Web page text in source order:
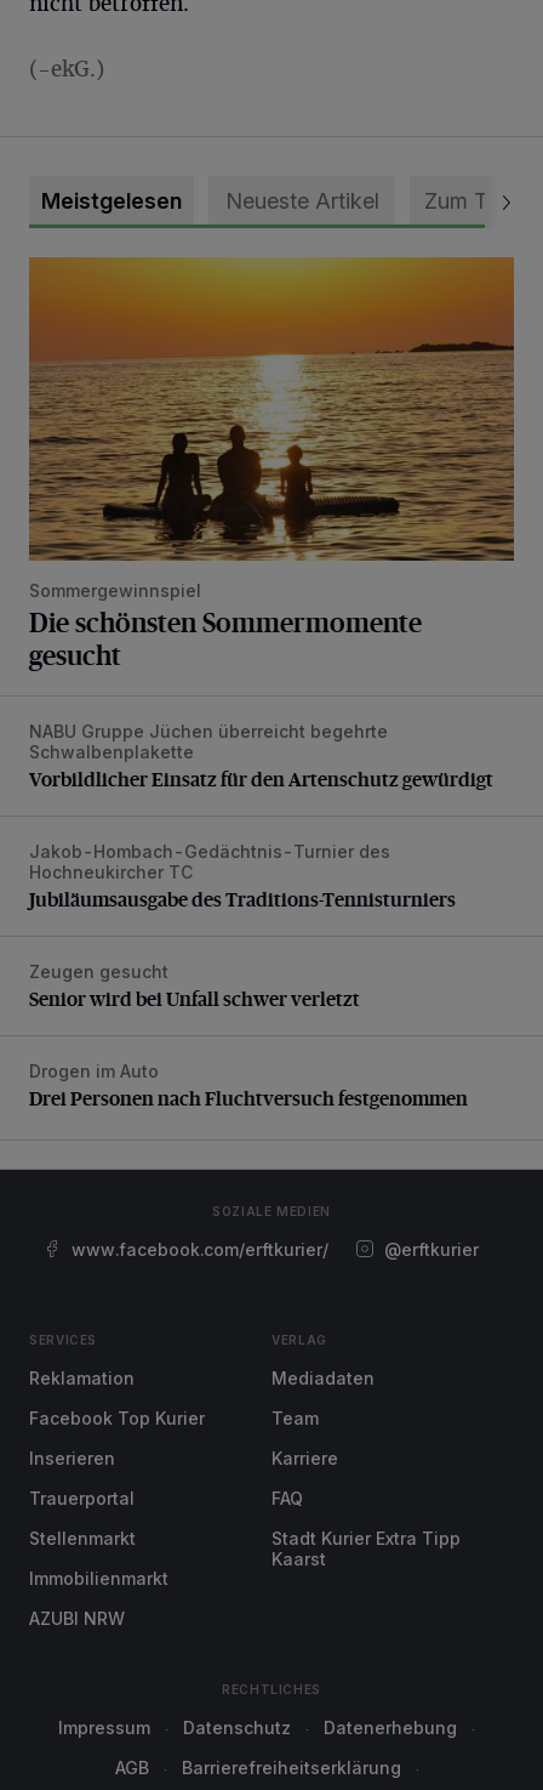
(-ekG.)
Meistgelesen Neueste Artikel Zum Thema
Die schönsten Sommermomente gesucht
Sommergewinnspiel
Die schönsten Sommermomente
gesucht
Vorbildlicher Einsatz für den Artenschutz gewürdigt
NABU Gruppe Jüchen überreicht begehrte
Schwalbenplakette
Vorbildlicher Einsatz für den Artenschutz gewürdigt
Jubiläumsausgabe des Traditions-Tennisturniers
Jakob-Hombach-Gedächtnis-Turnier des
Hochneukircher TC
Jubiläumsausgabe des Traditions-Tennisturniers
Senior wird bei Unfall schwer verletzt
Zeugen gesucht
Senior wird bei Unfall schwer verletzt
Drei Personen nach Fluchtversuch festgenommen
Drogen im Auto
Drei Personen nach Fluchtversuch festgenommen
SOZIALE MEDIEN
www.facebook.com/erftkurier/ @erftkurier
SERVICES
Reklamation
Facebook Top Kurier
Inserieren
Trauerportal
Stellenmarkt
Immobilienmarkt
AZUBI NRW
VERLAG
Mediadaten
Team
Karriere
FAQ
Stadt Kurier Extra Tipp
Kaarst
RECHTLICHES
Impressum Datenschutz
Datenerhebung
AGB
Barrierefreiheitserklärung